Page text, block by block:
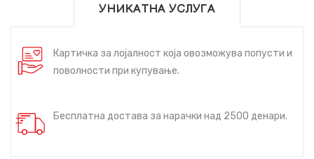
УНИКАТНА УСЛУГА
Картичка за лојалност која овозможува попусти и
поволности при купување.
Бесплатна достава за нарачки над 2500 денари.